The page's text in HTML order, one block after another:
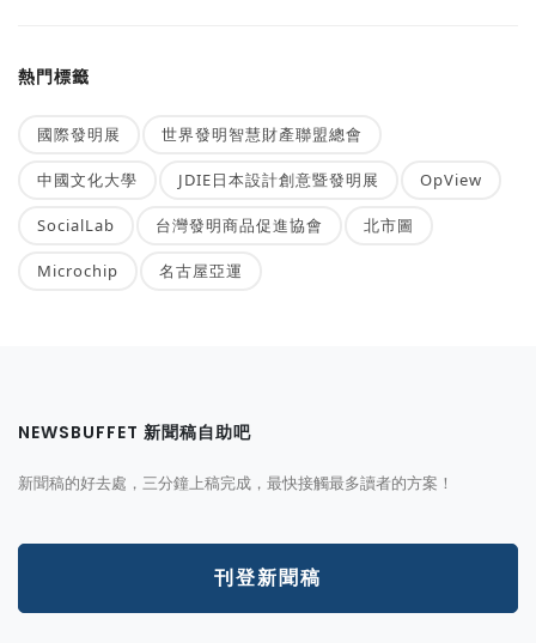
熱門標籤
國際發明展 世界發明智慧財產聯盟總會
中國文化大學 JDIE日本設計創意暨發明展 OpView
SocialLab 台灣發明商品促進協會 北市圖
Microchip 名古屋亞運
NEWSBUFFET 新聞稿自助吧
新聞稿的好去處，三分鐘上稿完成，最快接觸最多讀者的方案！
刊登新聞稿